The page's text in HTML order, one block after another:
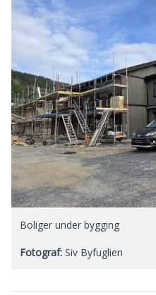
Boliger under bygging
Siv Byfuglien